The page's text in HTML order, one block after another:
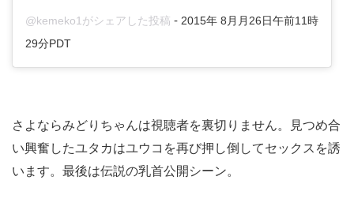
@kemeko1がシェアした投稿 - 2015年 8月月26日午前11時
29分PDT
さよならみどりちゃんは視聴者を裏切りません。見つめ合
い興奮したユタカはユウコを再び押し倒してセックスを誘
います。最後は伝説の乳首公開シーン。